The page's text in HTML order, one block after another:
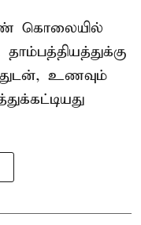
கொலையில்
உணவும்